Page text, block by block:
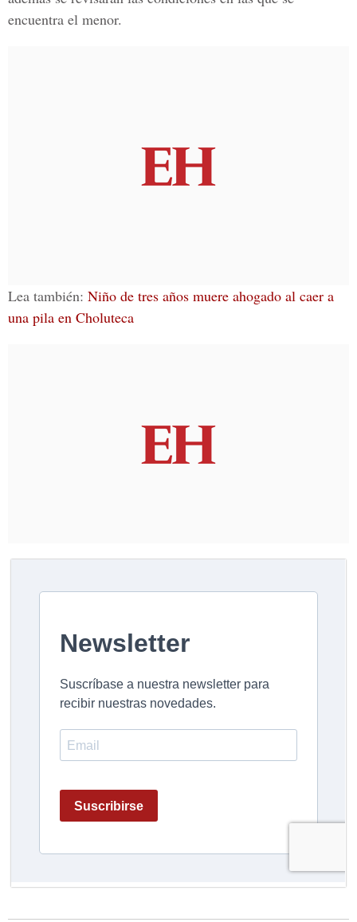
encuentra el menor.
Lea también: Niño de tres años muere ahogado al caer a
una pila en Choluteca